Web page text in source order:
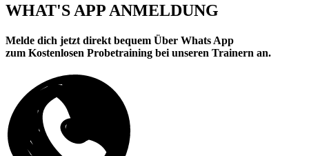
WHAT'S APP ANMELDUNG
Melde dich jetzt direkt bequem Über Whats App
zum Kostenlosen Probetraining bei unseren Trainern an.